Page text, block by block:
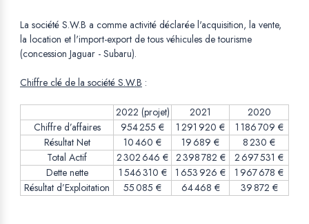
La société S.W.B a comme activité déclarée l'acquisition, la vente,
la location et l'import-export de tous véhicules de tourisme
(concession Jaguar - Subaru).
Chiffre clé de la société S.W.B :
2022 (projet) 2021
2020
Chiffre d’affaires
954 255 € 1 291 920 €
1 186 709 €
Résultat Net
10 460 € 19 689 €
8 230 €
Total Actif
2 302 646 € 2 398 782 €
2 697 531 €
Dette nette
1 546 310 € 1 653 926 €
1 967 678 €
Résultat d’Exploitation
55 085 € 64 468 € 39 872 €